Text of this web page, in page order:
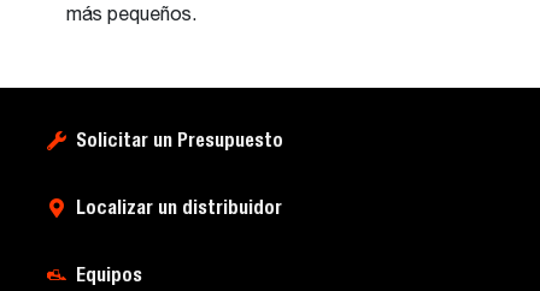
más pequeños.
Solicitar un Presupuesto
Localizar un distribuidor
Equipos